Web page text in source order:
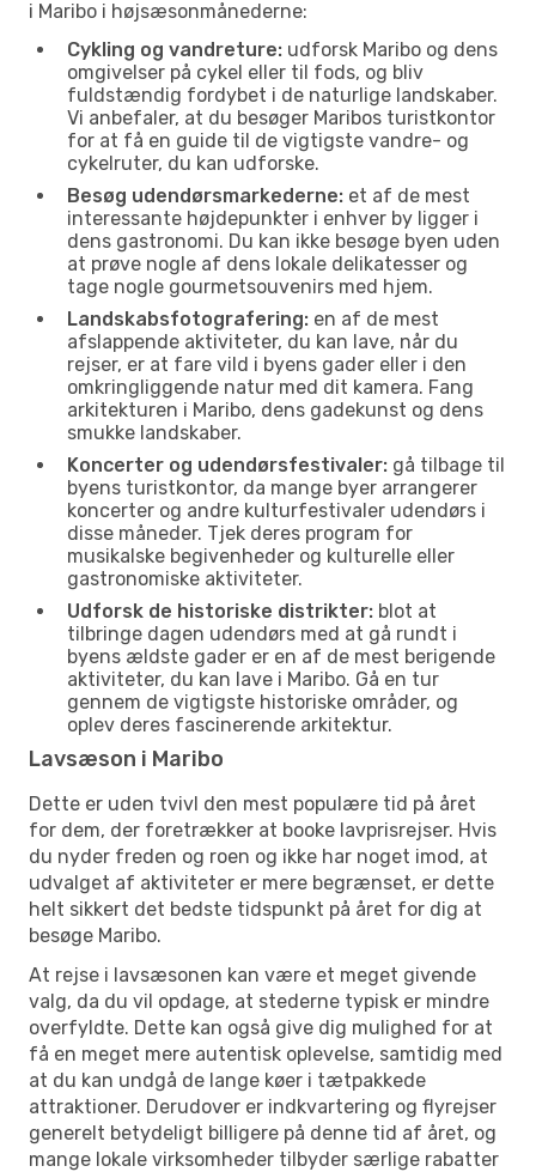
i Maribo i højsæsonmånederne:
Cykling og vandreture: udforsk Maribo og dens
omgivelser på cykel eller til fods, og bliv
fuldstændig fordybet i de naturlige landskaber.
Vi anbefaler, at du besøger Maribos turistkontor
for at få en guide til de vigtigste vandre- og
cykelruter, du kan udforske.
Besøg udendørsmarkederne: et af de mest
interessante højdepunkter i enhver by ligger i
dens gastronomi. Du kan ikke besøge byen uden
at prøve nogle af dens lokale delikatesser og
tage nogle gourmetsouvenirs med hjem.
Landskabsfotografering: en af de mest
afslappende aktiviteter, du kan lave, når du
rejser, er at fare vild i byens gader eller i den
omkringliggende natur med dit kamera. Fang
arkitekturen i Maribo, dens gadekunst og dens
smukke landskaber.
Koncerter og udendørsfestivaler: gå tilbage til
byens turistkontor, da mange byer arrangerer
koncerter og andre kulturfestivaler udendørs i
disse måneder. Tjek deres program for
musikalske begivenheder og kulturelle eller
gastronomiske aktiviteter.
Udforsk de historiske distrikter: blot at
tilbringe dagen udendørs med at gå rundt i
byens ældste gader er en af de mest berigende
aktiviteter, du kan lave i Maribo. Gå en tur
gennem de vigtigste historiske områder, og
oplev deres fascinerende arkitektur.
Lavsæson i Maribo
Dette er uden tvivl den mest populære tid på året
for dem, der foretrækker at booke lavprisrejser. Hvis
du nyder freden og roen og ikke har noget imod, at
udvalget af aktiviteter er mere begrænset, er dette
helt sikkert det bedste tidspunkt på året for dig at
besøge Maribo.
At rejse i lavsæsonen kan være et meget givende
valg, da du vil opdage, at stederne typisk er mindre
overfyldte. Dette kan også give dig mulighed for at
få en meget mere autentisk oplevelse, samtidig med
at du kan undgå de lange køer i tætpakkede
attraktioner. Derudover er indkvartering og flyrejser
generelt betydeligt billigere på denne tid af året, og
mange lokale virksomheder tilbyder særlige rabatter